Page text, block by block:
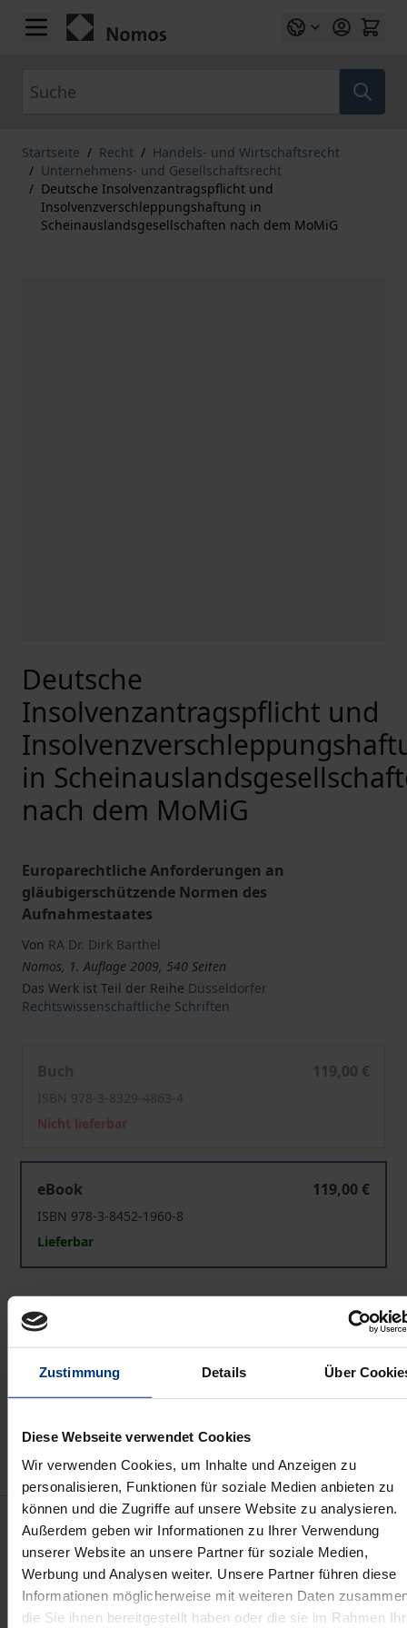
Zustimmung Details Über
Diese Webseite verwendet Cookies
Wir verwenden Cookies, um Inhalte und Anzeigen zu
personalisieren, Funktionen für soziale Medien anbieten zu
können und die Zugriffe auf unsere Website zu analysieren.
Außerdem geben wir Informationen zu Ihrer Verwendung
unserer Website an unsere Partner für soziale Medien,
Werbung und Analysen weiter. Unsere Partner führen diese
Informationen möglicherweise mit weiteren Daten
die Sie ihnen bereitgestellt haben oder die sie im Rahmen
Zum Inhalt springen
Startseite / Recht / Handels- und Wirtschaftsrecht
/ Unternehmens- und Gesellschaftsrecht
/ Deutsche Insolvenzantragspflicht und
Insolvenzverschleppungshaftung in
Scheinauslandsgesellschaften nach dem MoMiG
Deutsche
Insolvenzantragspflicht und
in
nach dem MoMiG
Europarechtliche Anforderungen an
gläubigerschützende Normen des
Aufnahmestaates
Von RA Dr. Dirk Barthel
Nomos, 1. Auflage 2009, 540 Seiten
Das Werk ist Teil der Reihe Düsseldorfer
Rechtswissenschaftliche Schriften
Buch
119,00 €
ISBN 978-3-8329-4863-4
Nicht lieferbar
eBook
119,00 €
ISBN 978-3-8452-1960-8
Lieferbar
kann die MwSt. an der Kasse variieren.
In den Warenkorb
Zur Wunschliste hinzufügen
Beschreibung
Die neue Untersuchung gibt eine Antwort auf eine
der umstrittensten Fragen des Europäischen